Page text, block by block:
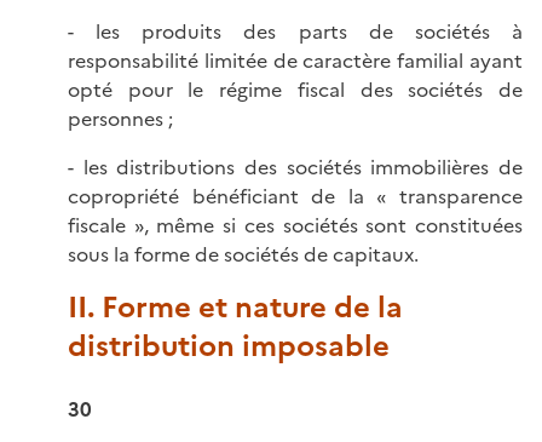
- les produits des parts de sociétés à
responsabilité limitée de caractère familial ayant
opté pour le régime fiscal des sociétés de
personnes ;
- les distributions des sociétés immobilières de
copropriété bénéficiant de la « transparence
fiscale », même si ces sociétés sont constituées
sous la forme de sociétés de capitaux.
II. Forme et nature de la
distribution imposable
30